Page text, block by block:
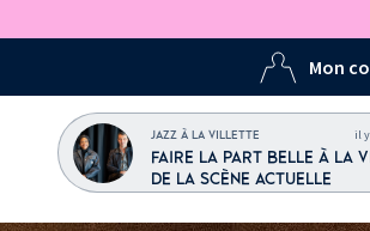
Mon
JAZZ À LA VILLETTE il
FAIRE LA PART BELLE À LA
DE LA SCÈNE ACTUELLE